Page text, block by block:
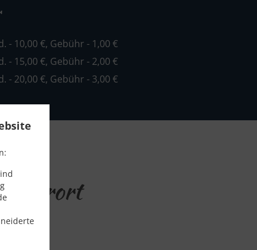
- 10,00 €, Gebühr - 1,00 €
- 15,00 €, Gebühr - 2,00 €
- 20,00 €, Gebühr - 3,00 €